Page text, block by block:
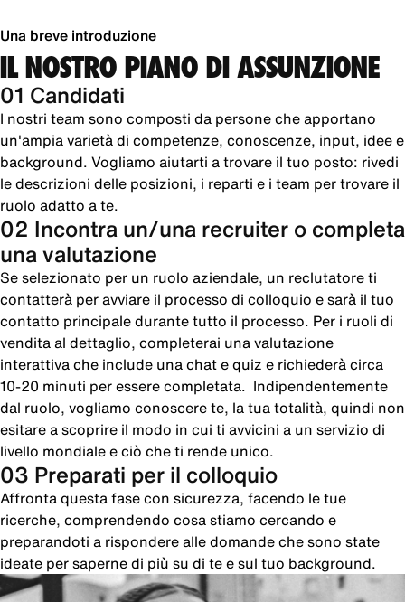
Una breve introduzione
IL NOSTRO PIANO DI ASSUNZIONE
01 Candidati
I nostri team sono composti da persone che apportano
un'ampia varietà di competenze, conoscenze, input, idee e
background. Vogliamo aiutarti a trovare il tuo posto: rivedi
le descrizioni delle posizioni, i reparti e i team per trovare il
ruolo adatto a te.
02 Incontra un/una recruiter o completa
una valutazione
Se selezionato per un ruolo aziendale, un reclutatore ti
contatterà per avviare il processo di colloquio e sarà il tuo
contatto principale durante tutto il processo. Per i ruoli di
vendita al dettaglio, completerai una valutazione
interattiva che include una chat e quiz e richiederà circa
10-20 minuti per essere completata. Indipendentemente
dal ruolo, vogliamo conoscere te, la tua totalità, quindi non
esitare a scoprire il modo in cui ti avvicini a un servizio di
livello mondiale e ciò che ti rende unico.
03 Preparati per il colloquio
Affronta questa fase con sicurezza, facendo le tue
ricerche, comprendendo cosa stiamo cercando e
preparandoti a rispondere alle domande che sono state
ideate per saperne di più su di te e sul tuo background.